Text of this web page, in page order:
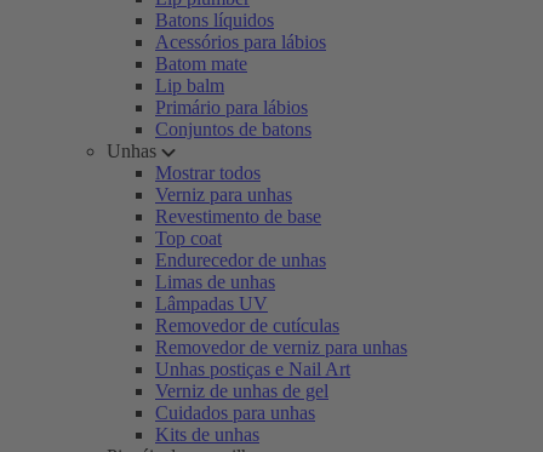
Batons líquidos
Acessórios para lábios
Batom mate
Lip balm
Primário para lábios
Conjuntos de batons
Unhas
Mostrar todos
Verniz para unhas
Revestimento de base
Top coat
Endurecedor de unhas
Limas de unhas
Lâmpadas UV
Removedor de cutículas
Removedor de verniz para unhas
Unhas postiças e Nail Art
Verniz de unhas de gel
Cuidados para unhas
Kits de unhas